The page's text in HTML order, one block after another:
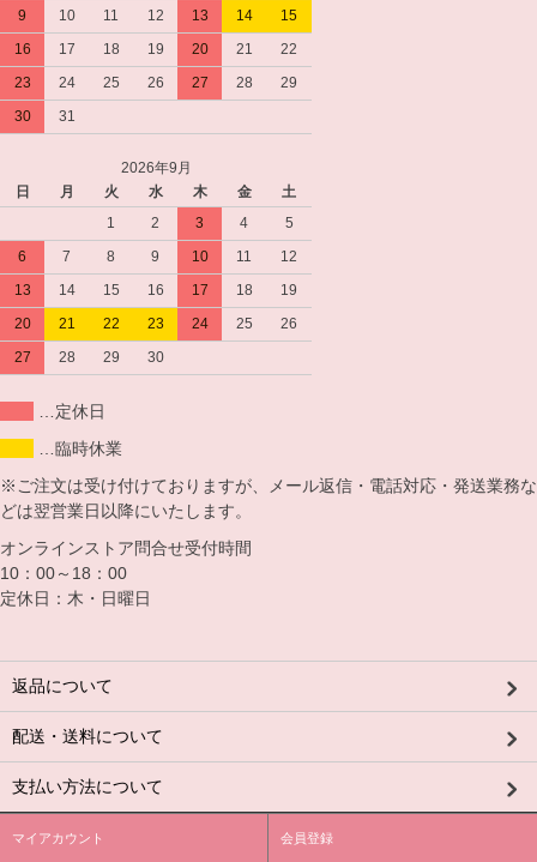
9
10 11 12 13 14
15
16
17 18 19 20 21
22
23
24 25 26 27 28
29
30
31
2026年9月
日
月 火 水 木 金
土
1
2 3 4
5
6
7 8 9 10 11
12
13
14 15 16 17 18
19
20
21 22 23 24 25
26
27
28 29 30
…定休日
…臨時休業
※ご注文は受け付けておりますが、メール返信・電話対応・発送業務な
どは翌営業日以降にいたします。
オンラインストア問合せ受付時間
10：00～18：00
定休日：木・日曜日
返品について
配送・送料について
支払い方法について
マイアカウント 会員登録